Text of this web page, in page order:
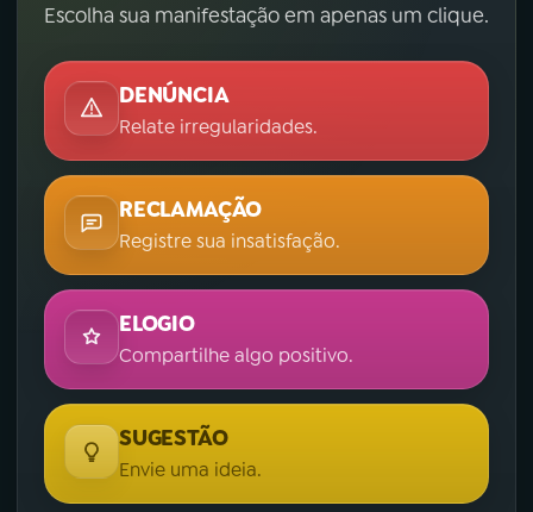
Escolha sua manifestação em apenas um clique.
DENÚNCIA
Relate irregularidades.
RECLAMAÇÃO
Registre sua insatisfação.
ELOGIO
Compartilhe algo positivo.
SUGESTÃO
Envie uma ideia.